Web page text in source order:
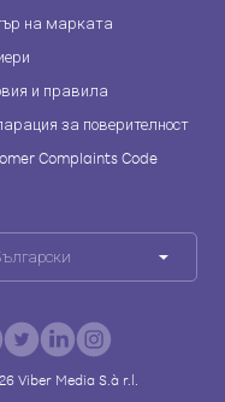
на марката
и правила
за поверителност
Complaints Code
Viber Media S.à r.l.